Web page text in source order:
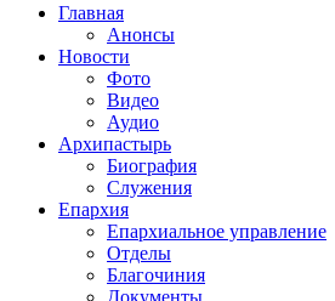
Главная
Анонсы
Новости
Фото
Видео
Аудио
Архипастырь
Биография
Служения
Епархия
Епархиальное управление
Отделы
Благочиния
Документы